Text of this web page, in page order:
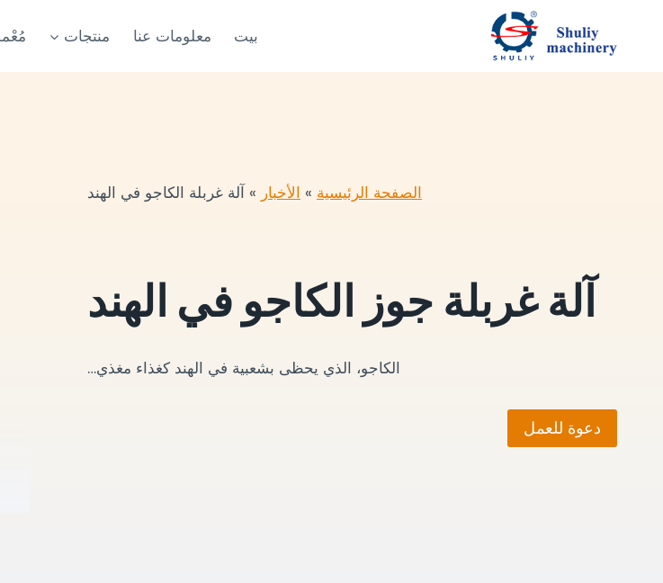
المحتوى
بيت معلومات عنا منتجات
الصفحة الرئيسية » الأخبار » آلة غربلة الكاجو في الهند
آلة غربلة جوز الكاجو في الهند
الكاجو، الذي يحظى بشعبية في الهند كغذاء مغذي…
دعوة للعمل